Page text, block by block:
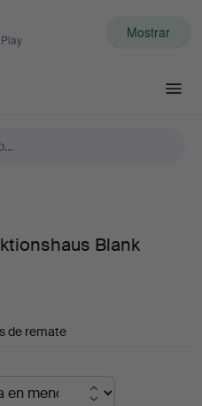
Mostrar
Blank
de remate